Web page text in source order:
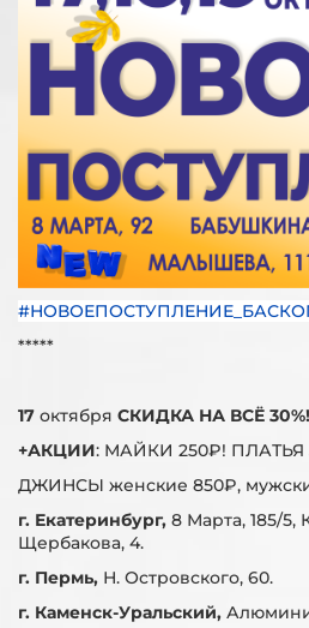
*****
17 октября СКИДКА НА ВСЁ 30%!
+АКЦИИ: МАЙКИ 250₽! ПЛАТЬЯ
ДЖИНСЫ женские 850₽,
г. Екатеринбург, 8 Марта, 185/5,
Щербакова, 4.
г. Пермь, Н. Островского, 60.
г. Каменск-Уральский,